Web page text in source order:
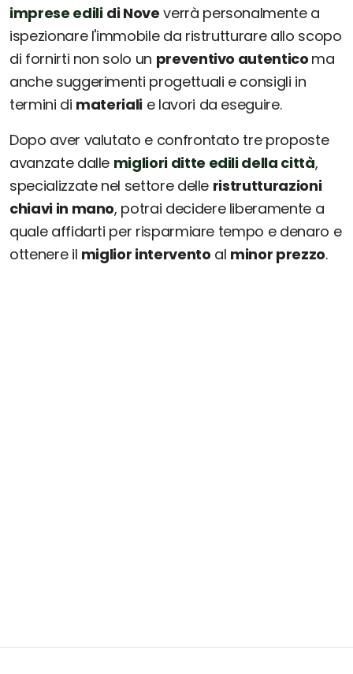
imprese edili di Nove verrà personalmente a
ispezionare l'immobile da ristrutturare allo scopo
di fornirti non solo un preventivo autentico ma
anche suggerimenti progettuali e consigli in
termini di materiali e lavori da eseguire.
Dopo aver valutato e confrontato tre proposte
avanzate dalle migliori ditte edili della città,
specializzate nel settore delle ristrutturazioni
chiavi in mano, potrai decidere liberamente a
quale affidarti per risparmiare tempo e denaro e
ottenere il miglior intervento al minor prezzo.